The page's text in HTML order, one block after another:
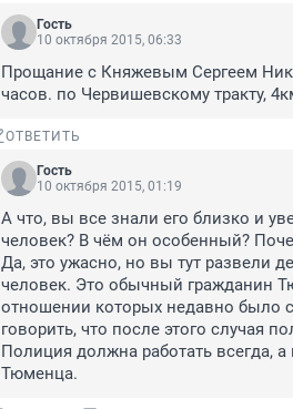
Гость
10 октября 2015, 06:33
Прощание с Княжевым Сергеем
часов. по Червишевскому тракту,
ОТВЕТИТЬ
Гость
10 октября 2015, 01:19
А что, вы все знали его близко и
человек? В чём он особенный?
Да, это ужасно, но вы тут развели
человек. Это обычный гражданин
отношении которых недавно было
говорить, что после этого случая
Полиция должна работать всегда,
Тюменца.